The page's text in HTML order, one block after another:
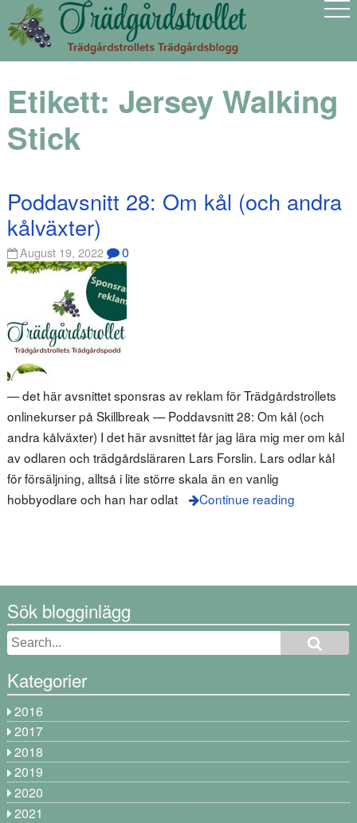
Etikett: Jersey Walking
Stick
Poddavsnitt 28: Om kål (och andra
kålväxter)
August 19, 2022 0
— det här avsnittet sponsras av reklam för Trädgårdstrollets
onlinekurser på Skillbreak — Poddavsnitt 28: Om kål (och
andra kålväxter) I det här avsnittet får jag lära mig mer om kål
av odlaren och trädgårdsläraren Lars Forslin. Lars odlar kål
för försäljning, alltså i lite större skala än en vanlig
hobbyodlare och han har odlat
Continue reading
Sök blogginlägg
Kategorier
2016
2017
2018
2019
2020
2021